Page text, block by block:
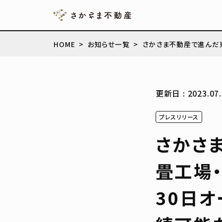
HOME お知らせ一覧 さかさま不動産で進ん
更新日 :
プレスリリース
さかさ
畳工場
30日オ